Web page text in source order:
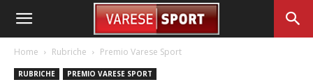
Home Rubriche Premio Varese Sport
RUBRICHE PREMIO VARESE SPORT